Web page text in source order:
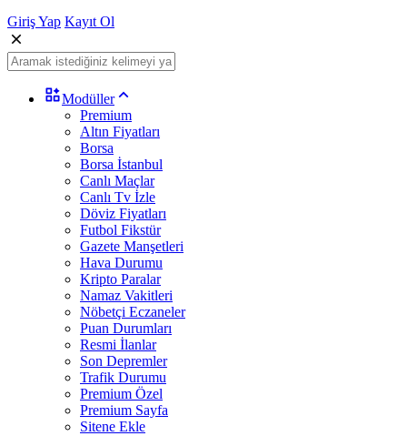
Giriş Yap Kayıt Ol
Modüller
Premium
Altın Fiyatları
Borsa
Borsa İstanbul
Canlı Maçlar
Canlı Tv İzle
Döviz Fiyatları
Futbol Fikstür
Gazete Manşetleri
Hava Durumu
Kripto Paralar
Namaz Vakitleri
Nöbetçi Eczaneler
Puan Durumları
Resmi İlanlar
Son Depremler
Trafik Durumu
Premium Özel
Premium Sayfa
Sitene Ekle